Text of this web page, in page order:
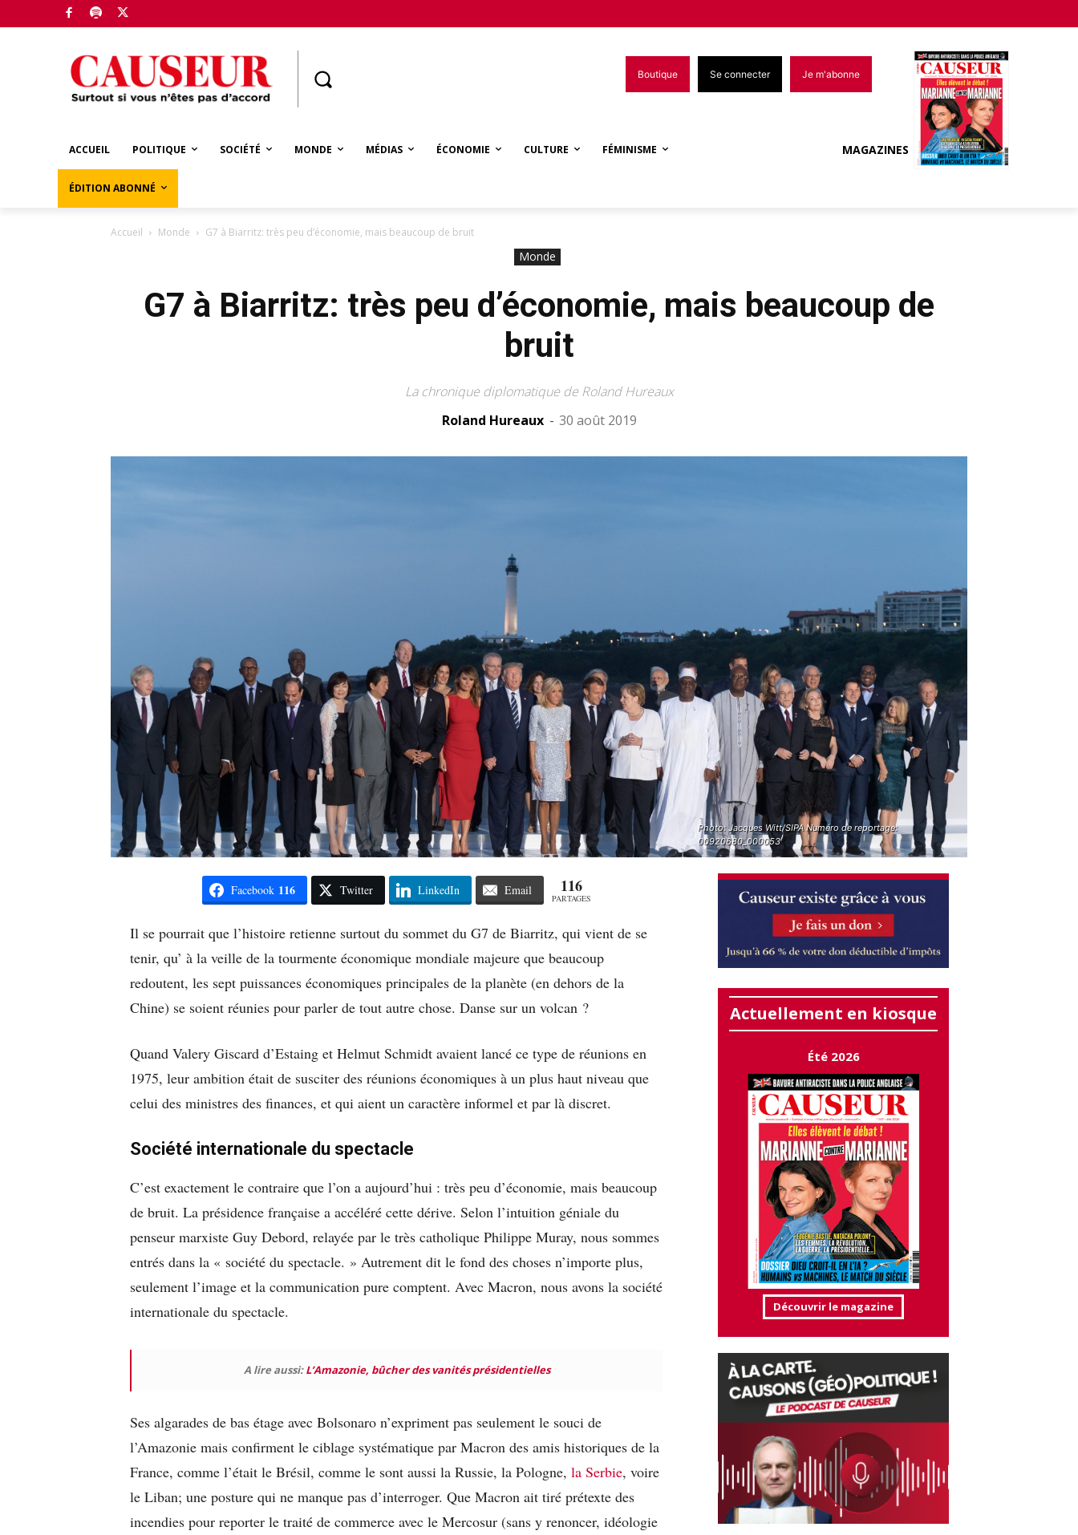
Boutique Se connecter Je m'abonne
ACCUEIL POLITIQUE SOCIÉTÉ MONDE MÉDIAS ÉCONOMIE CULTURE FÉMINISME
ÉDITION ABONNÉ
MAGAZINES
Accueil Monde G7 à Biarritz: très peu d’économie, mais beaucoup de bruit
Monde
G7 à Biarritz: très peu d’économie, mais beaucoup de
bruit
La chronique diplomatique de Roland Hureaux
Roland Hureaux - 30 août 2019
Photo: Jacques Witt/SIPA Numéro de reportage:
00920680_000053
Facebook 116 Twitter LinkedIn Email 116
PARTAGES
Il se pourrait que l’histoire retienne surtout du sommet du G7 de Biarritz, qui vient de se
tenir, qu’ à la veille de la tourmente économique mondiale majeure que beaucoup
redoutent, les sept puissances économiques principales de la planète (en dehors de la
Chine) se soient réunies pour parler de tout autre chose. Danse sur un volcan ?
Quand Valery Giscard d’Estaing et Helmut Schmidt avaient lancé ce type de réunions en
1975, leur ambition était de susciter des réunions économiques à un plus haut niveau que
celui des ministres des finances, et qui aient un caractère informel et par là discret.
Société internationale du spectacle
C’est exactement le contraire que l’on a aujourd’hui : très peu d’économie, mais beaucoup
de bruit. La présidence française a accéléré cette dérive. Selon l’intuition géniale du
penseur marxiste Guy Debord, relayée par le très catholique Philippe Muray, nous sommes
entrés dans la « société du spectacle. » Autrement dit le fond des choses n’importe plus,
seulement l’image et la communication pure comptent. Avec Macron, nous avons la société
internationale du spectacle.
A lire aussi:L’Amazonie, bûcher des vanités présidentielles
Ses algarades de bas étage avec Bolsonaro n’expriment pas seulement le souci de
l’Amazonie mais confirment le ciblage systématique par Macron des amis historiques de la
France, comme l’était le Brésil, comme le sont aussi la Russie, la Pologne, la Serbie, voire
le Liban; une posture qui ne manque pas d’interroger. Que Macron ait tiré prétexte des
incendies pour reporter le traité de commerce avec le Mercosur (sans y renoncer, idéologie
Actuellement en kiosque
Été 2026
Découvrir le magazine